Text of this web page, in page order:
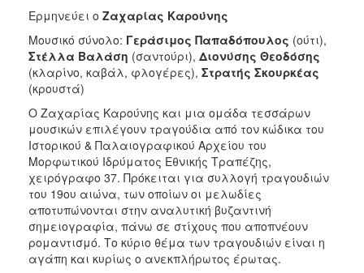
Ερμηνεύει ο Ζαχαρίας Καρούνης
Moυσικό σύνολο: Γεράσιμος Παπαδόπουλος (ούτι),
Στέλλα Βαλάση (σαντούρι), Διονύσης Θεοδόσης
(κλαρίνο, καβάλ, φλογέρες), Στρατής Σκουρκέας
(κρουστά)
Ο Ζαχαρίας Καρούνης και μια ομάδα τεσσάρων
μουσικών επιλέγουν τραγούδια από τον κώδικα του
Ιστορικού & Παλαιογραφικού Αρχείου του
Μορφωτικού Ιδρύματος Εθνικής Τραπέζης,
χειρόγραφο 37. Πρόκειται για συλλογή τραγουδιών
του 19ου αιώνα, των οποίων οι μελωδίες
αποτυπώνονται στην αναλυτική βυζαντινή
σημειογραφία, πάνω σε στίχους που αποπνέουν
ρομαντισμό. Το κύριο θέμα των τραγουδιών είναι η
αγάπη και κυρίως ο ανεκπλήρωτος έρωτας.